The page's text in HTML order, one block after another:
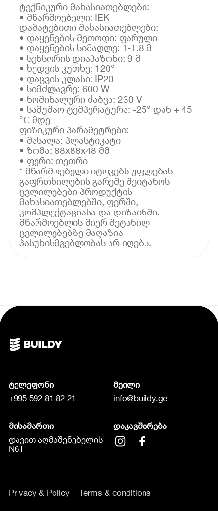
ტექნიკური მახასიათებლები:
• მწარმოებელი: IEK
დამატებითი მახასიათებლები:
• დაყენების მეთოდი: ფარული
• დაყენების სიმაღლე: 1-1.8 მ
• სენსორის დიაპაზონი: 9 მ
• ხედვის კუთხე: 120°
• დაცვის კლასი: IP20
• სიმძლავრე: 600 W
• ნომინალური ძაბვა: 230 V
• სამუშაო ტემპერატურა: -25° დან + 45
°С მდე
ფიზიკური პარამეტრები:
• მასალა: პლასტიკატი
• ზომა: 88x88x48 მმ
• ფერი: თეთრი
* მწარმოებელი იტოვებს უფლებას
გაფრთხილების გარეშე შეიტანოს
ცვლილებები პროდუქტის
მახასიათებლებში, ფერში,
კომპლექტაციასა და დიზაინში.
მწარმოებლის მიერ შეტანილ
ცვლილებებზე მაღაზია
პასუხისმგებლობას არ იღებს.
ტელეფონი
+995 592 81 82 21
მეილი
info@buildy.ge
მისამართი
დავით აღმაშენებელის
N61
დაკავშირება
Privacy & Policy Terms & conditions